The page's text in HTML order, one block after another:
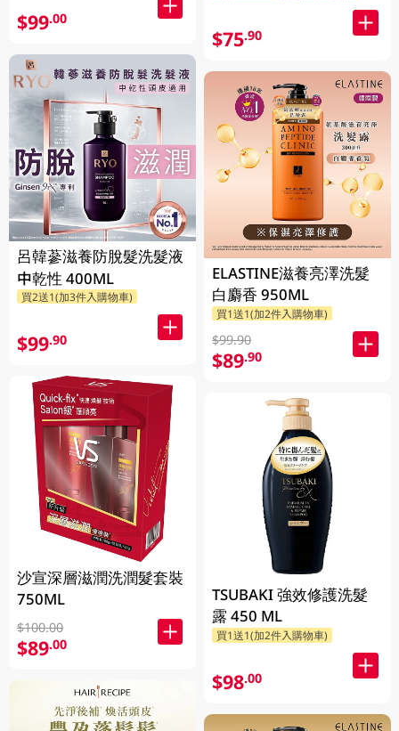
$99.00
呂韓蔘滋養防脫髮洗髮液
中乾性 400ML
買2送1(加3件入購物車)
$99.90
沙宣深層滋潤洗潤髮套裝
750ML
$100.00
$89.00
$75.90
ELASTINE滋養亮澤洗髮
白麝香 950ML
買1送1(加2件入購物車)
$99.90
$89.90
TSUBAKI 強效修護洗髮
露 450 ML
買1送1(加2件入購物車)
$98.00